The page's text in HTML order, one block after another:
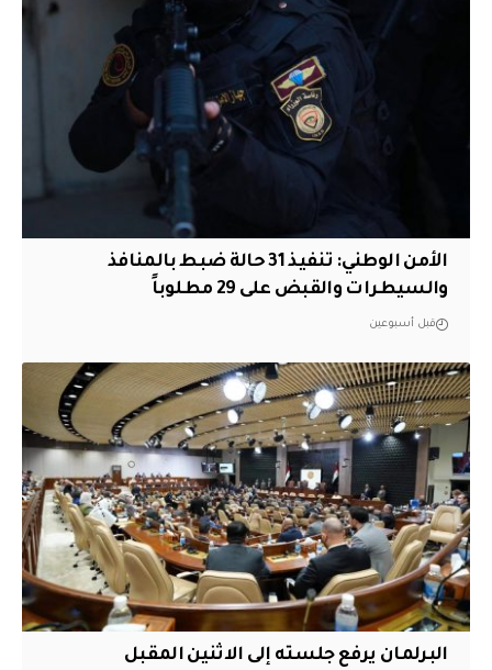
الأمن الوطني: تنفيذ 31 حالة ضبط بالمنافذ
والسيطرات والقبض على 29 مطلوباً
قبل أسبوعين
البرلمان يرفع جلسته إلى الاثنين المقبل